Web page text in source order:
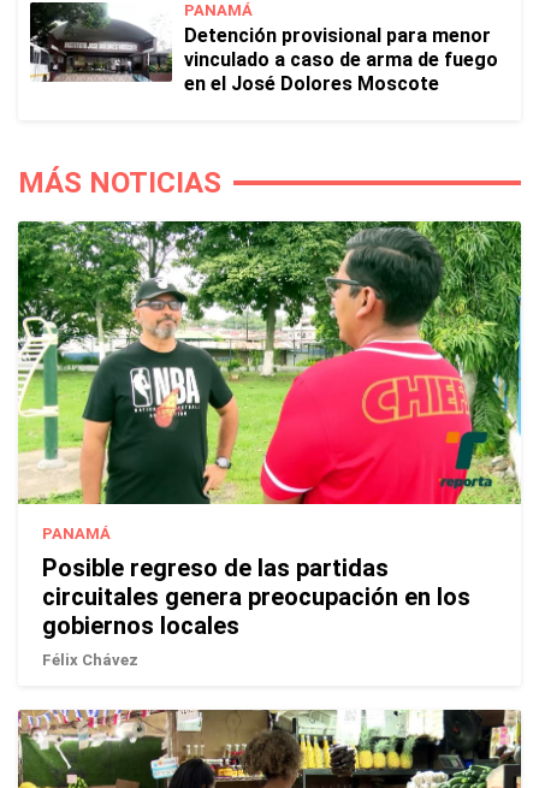
PANAMÁ
Detención provisional para menor
vinculado a caso de arma de fuego
en el José Dolores Moscote
MÁS NOTICIAS
PANAMÁ
Posible regreso de las partidas
circuitales genera preocupación en los
gobiernos locales
Félix Chávez